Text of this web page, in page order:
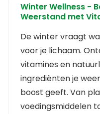
Winter Wellness -
Weerstand met
De winter vraagt
voor je lichaam.
vitamines en
ingrediënten je
boost geeft. Van
voedingsmiddelen